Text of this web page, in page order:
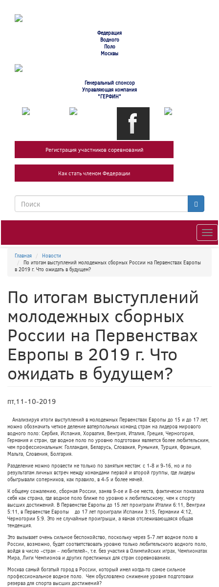
основному
содержанию
Федерация
Водного
Поло
Москвы
Генеральный спонсор
Управляющая компания
"ГЕРФИН"
Регистрация участников соревнований
Как стать членом Федерации
Форма
поиска
Главная
Новости
По итогам выступлений молодежных сборных России на Первенствах Европы
в 2019 г. Что ожидать в будущем?
По итогам выступлений
молодежных сборных
России на Первенствах
Европы в 2019 г. Что
ожидать в будущем?
пт,11-10-2019
Анализируя итоги выступлений в молодежных Первенствах Европы до 15 и до 17 лет,
можно обозначить четкое деление ватерпольных команд стран на лидеров мирового
водного поло: Сербия, Испания, Хорватия, Венгрия, Италия, Греция, Черногория,
Германия и стран, где водное поло по уровню подготовки является более любительским,
чем профессиональным: Голландия, Беларусь, Словакия, Румыния, Турция, Франция,
Мальта, Словения, Болгария.
Разделение можно провести не только по занятым местам: с 1-8 и 9-16, но и по
результатам личных встреч между командами первой и второй группы, где лидеры
обыгрывали соперников, как правило, в 4-5 и более мячей.
К общему сожалению, сборная России, заняв 9-ое и 8-ое места, фактически показала
себя как страна, где водное поло ближе по уровню к любительскому, чем к спорту
высших достижений. В Первенстве Европы до 15 лет проиграли Италии 6:11, Венгрии
5:11, в Первенстве Европы до 17 лет проиграли Испании 3:15, Германии 4:12,
Черногории 5:9. Это не случайные проигрыши, а явная отслеживающаяся общая
тенденция.
Это вызывает очень сильное беспокойство, поскольку через 5-7 лет водное поло в
России, возможно, будет соответствовать уровню только любительского водного поло,
войдя в число «стран – любителей», т.е. без участия в Олимпийских играх, Чемпионатах
Мира, Лиги Чемпионов и других престижных для стран соревнованиях.
Москва самый богатый город в России, который имел когда-то самое сильное
профессиональное водное поло. Чем обусловлено снижение уровня подготовки
резерва для спорта высших достижений?